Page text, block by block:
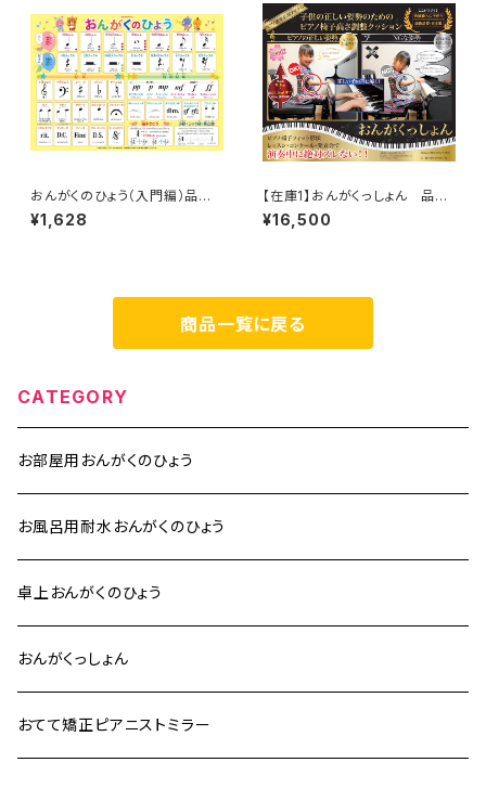
おんがくのひょう（入門編）品番：
AKPO-6
¥1,628
【在庫1】おんがくっしょん 品
番：AKKU-1
¥16,500
商品一覧に戻る
CATEGORY
お部屋用おんがくのひょう
お風呂用耐水おんがくのひょう
卓上おんがくのひょう
おんがくっしょん
おてて矯正ピアニストミラー